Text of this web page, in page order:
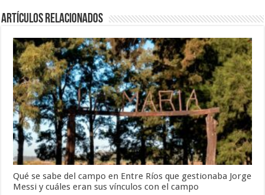
Artículos Relacionados
Qué se sabe del campo en Entre Ríos que gestionaba Jorge
Messi y cuáles eran sus vínculos con el campo